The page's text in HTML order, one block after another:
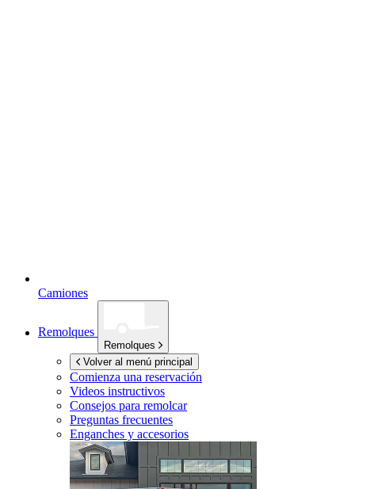
Camiones
Remolques
Remolques
Volver al menú principal
Comienza una reservación
Videos instructivos
Consejos para remolcar
Preguntas frecuentes
Enganches y accesorios